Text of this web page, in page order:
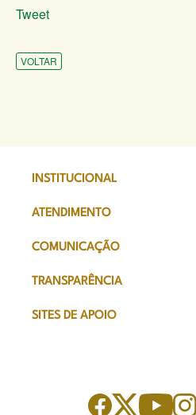
Tweet
VOLTAR
INSTITUCIONAL
ATENDIMENTO
COMUNICAÇÃO
TRANSPARÊNCIA
SITES DE APOIO